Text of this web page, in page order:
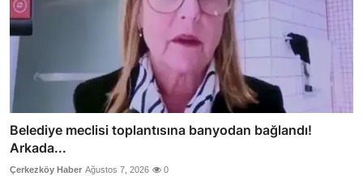
Belediye meclisi toplantısına banyodan bağlandı!
Arkada...
Çerkezköy Haber Ağustos 7, 2026 0